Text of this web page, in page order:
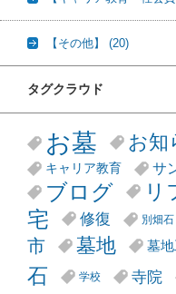
【その他】 (20)
タグクラウド
お墓 お知
キャリア教育 サ
ブログ リ
宅
修復 別畑石
市
墓地 墓
石
学校 寺院